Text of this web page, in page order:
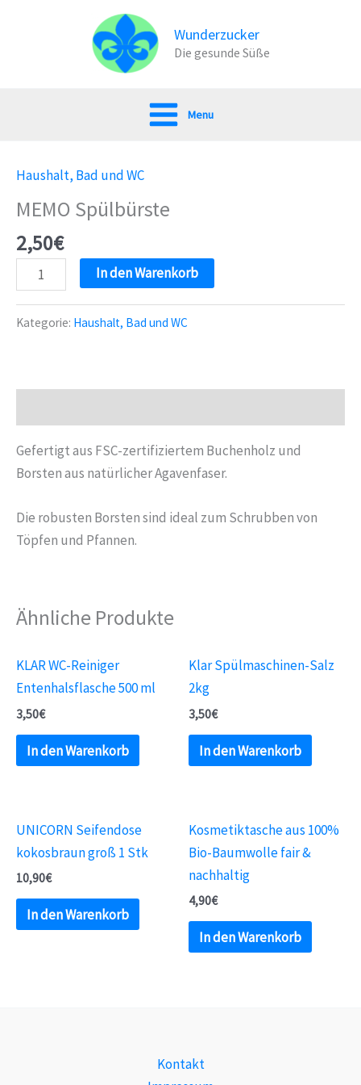
Wunderzucker
Die gesunde Süße
Menu
Haushalt, Bad und WC
MEMO Spülbürste
2,50€
MEMO
Spülbürste
Menge
In den Warenkorb
Kategorie: Haushalt, Bad und WC
Gefertigt aus FSC-zertifiziertem Buchenholz und
Borsten aus natürlicher Agavenfaser.
Die robusten Borsten sind ideal zum Schrubben von
Töpfen und Pfannen.
Ähnliche Produkte
KLAR WC-Reiniger
Entenhalsflasche 500 ml
3,50€
In den Warenkorb
Klar Spülmaschinen-Salz
2kg
3,50€
In den Warenkorb
UNICORN Seifendose
kokosbraun groß 1 Stk
10,90€
In den Warenkorb
Kosmetiktasche aus 100%
Bio-Baumwolle fair &
nachhaltig
4,90€
In den Warenkorb
Kontakt